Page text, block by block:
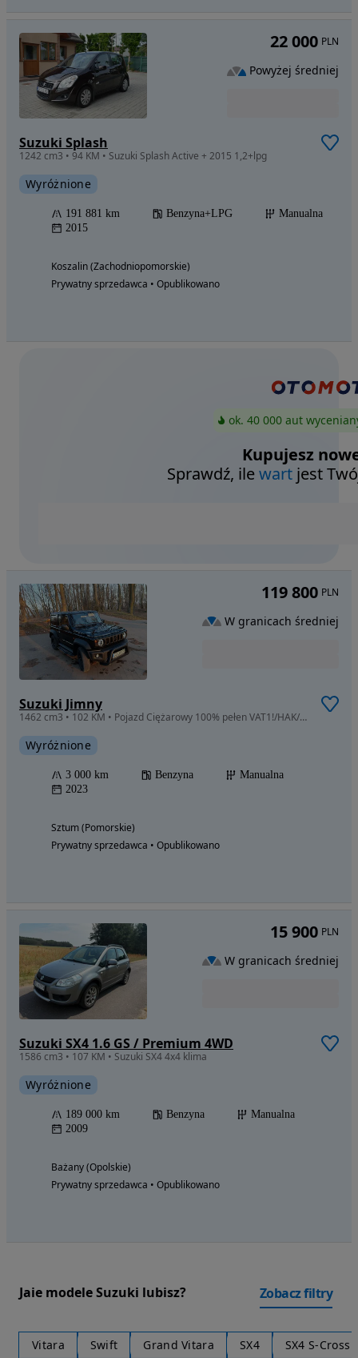
Suzuki Splash
1242 cm3 • 94 KM • Suzuki Splash Active + 2015 1,2+lpg
Wyróżnione
191 881 km Benzyna+LPG
Manualna
2015
Koszalin (Zachodniopomorskie)
Prywatny sprzedawca • Opublikowano
22 000 PLN
Powyżej średniej
ok. 40 000 aut
Kupujesz
Sprawdź, ilewart jest
Suzuki Jimny
1462 cm3 • 102 KM • Pojazd Ciężarowy 100% pełen VAT1!/HAK/Pierwszy Właściciel/stan Idealny
Wyróżnione
3 000 km Benzyna
Manualna
2023
Sztum (Pomorskie)
Prywatny sprzedawca • Opublikowano
119 800 PLN
W granicach średniej
Suzuki SX4 1.6 GS / Premium 4WD
1586 cm3 • 107 KM • Suzuki SX4 4x4 klima
Wyróżnione
189 000 km Benzyna
Manualna
2009
Bażany (Opolskie)
Prywatny sprzedawca • Opublikowano
15 900 PLN
W granicach średniej
Jaie modele Suzuki lubisz? Zobacz filtry
Vitara Swift Grand Vitara SX4 SX4 S-Cross